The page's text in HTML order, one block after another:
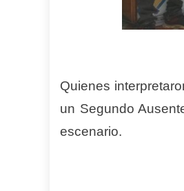
Quienes
un Segundo
escenario.